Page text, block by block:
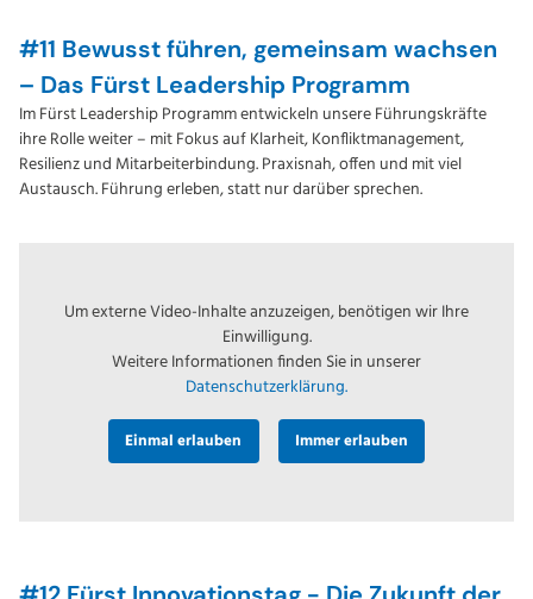
#11 Bewusst führen, gemeinsam wachsen
– Das Fürst Leadership Programm
Im Fürst Leadership Programm entwickeln unsere Führungskräfte
ihre Rolle weiter – mit Fokus auf Klarheit, Konfliktmanagement,
Resilienz und Mitarbeiterbindung. Praxisnah, offen und mit viel
Austausch. Führung erleben, statt nur darüber sprechen.
Um externe Video-Inhalte anzuzeigen, benötigen wir Ihre
Einwilligung.
Weitere Informationen finden Sie in unserer
Datenschutzerklärung.
Einmal erlauben Immer erlauben